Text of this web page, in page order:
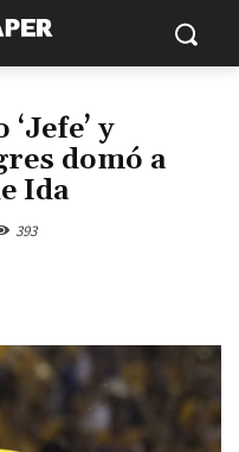
y
domó a
Ida
393